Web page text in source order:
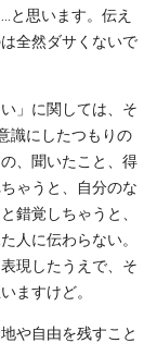
と思います。伝え
全然ダサくないで
」に関しては、そ
識にしたつもりの
、聞いたこと、得
ゃうと、自分のな
錯覚しちゃうと、
人に伝わらない。
現したうえで、そ
ますけど。
や自由を残すこと